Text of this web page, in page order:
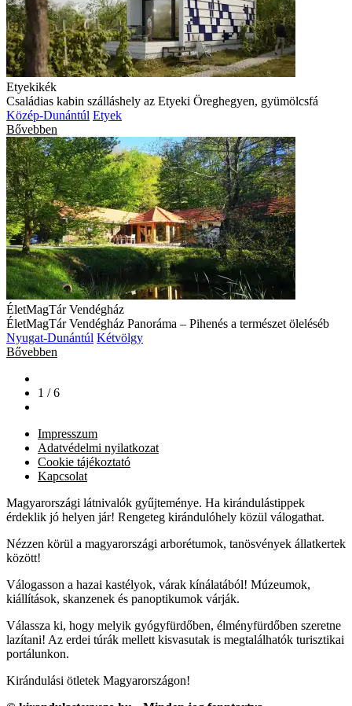
Etyekikék
Családias kabin szálláshely az Etyeki Öreghegyen, gyümölcsfá
Közép-Dunántúl Etyek
Bővebben
ÉletMagTár Vendégház
ÉletMagTár Vendégház Panoráma – Pihenés a természet öleléséb
Nyugat-Dunántúl Kétvölgy
Bővebben
1 / 6
Impresszum
Adatvédelmi nyilatkozat
Cookie tájékoztató
Kapcsolat
Magyarországi látnivalók gyűjteménye. Ha kirándulástippek
érdeklik jó helyen jár! Rengeteg kirándulóhely közül válogathat.
Nézzen körül a magyarországi arborétumok, tanösvények állatkertek
között!
Válogasson a hazai kastélyok, várak kínálatából! Múzeumok,
kiállítások, skanzenek és panoptikumok várják.
Válassza ki, hogy melyik gyógyfürdőben, élményfürdőben szeretne
lazítani! Az erdei túrák mellett kisvasutak is megtalálhatók turisztikai
portálunkon.
Kirándulási ötletek Magyarországon!